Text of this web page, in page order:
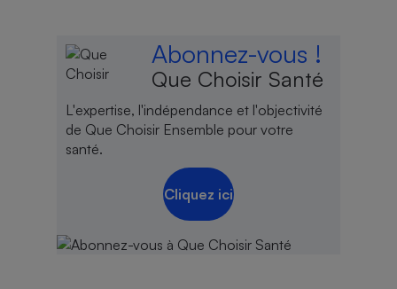
Abonnez-vous !
Que Choisir Santé
L'expertise, l'indépendance et l'objectivité
de Que Choisir Ensemble pour votre
santé.
Cliquez ici